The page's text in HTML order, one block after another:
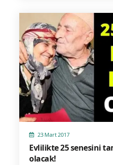
23 Mart 2017
Evlilikte 25 senesini
olacak!